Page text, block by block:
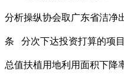
分析操纵协会取广东省洁净
条 分次下达投资打算的项
总值扶植用地利用面积下降